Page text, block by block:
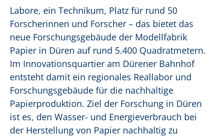
Labore, ein Technikum, Platz für rund 50
Forscherinnen und Forscher – das bietet das
neue Forschungsgebäude der Modellfabrik
Papier in Düren auf rund 5.400 Quadratmetern.
Im Innovationsquartier am Dürener Bahnhof
entsteht damit ein regionales Reallabor und
Forschungsgebäude für die nachhaltige
Papierproduktion. Ziel der Forschung in Düren
ist es, den Wasser- und Energieverbrauch bei
der Herstellung von Papier nachhaltig zu